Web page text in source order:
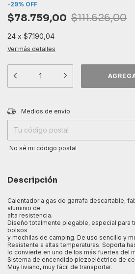
-29% OFF
$78.759,00 $111.626,00
24 x $7.190,04
Ver más detalles
Entregas para el CP:
Medios de envío
No sé mi código postal
Descripción
Calentador a gas de garrafa descartable,
aluminio de
alta resistencia.
Diseño totalmente plegable, especial para
bolsos
y mochilas de camping. De uso sencillo y
Resistente a altas temperaturas. Soporta
lo convierte en uno de los más fuertes del
Sistema de encendido piezoeléctrico de
Muy liviano, muy fácil de transportar.